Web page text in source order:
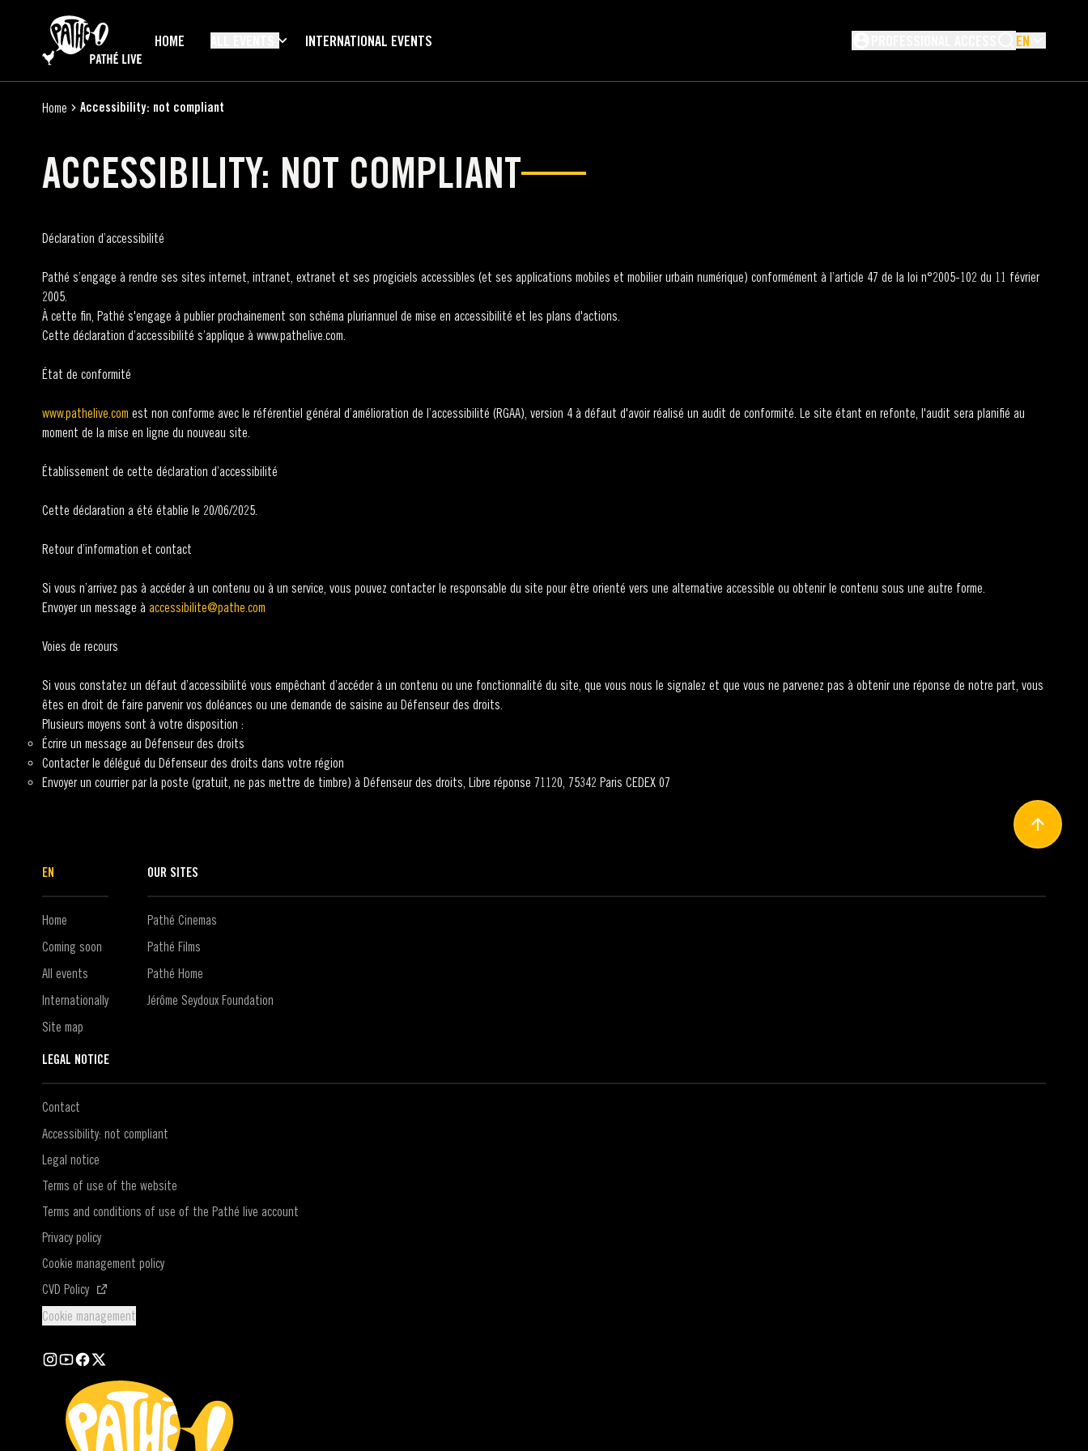
HOME
INTERNATIONAL EVENTS EN
Home Accessibility: not compliant
ACCESSIBILITY: NOT COMPLIANT
Déclaration d’accessibilité
Pathé s’engage à rendre ses sites internet, intranet, extranet et ses progiciels accessibles (et ses applications mobiles et mobilier urbain numérique) conformément à l’article 47 de la loi n°2005-102 du 11 février
2005.
À cette fin, Pathé s'engage à publier prochainement son schéma pluriannuel de mise en accessibilité et les plans d'actions.
Cette déclaration d’accessibilité s’applique à www.pathelive.com.
État de conformité
www.pathelive.com est non conforme avec le référentiel général d’amélioration de l’accessibilité (RGAA), version 4 à défaut d'avoir réalisé un audit de conformité. Le site étant en refonte, l'audit sera planifié au
moment de la mise en ligne du nouveau site.
Établissement de cette déclaration d’accessibilité
Cette déclaration a été établie le 20/06/2025.
Retour d’information et contact
Si vous n’arrivez pas à accéder à un contenu ou à un service, vous pouvez contacter le responsable du site pour être orienté vers une alternative accessible ou obtenir le contenu sous une autre forme.
Envoyer un message à accessibilite@pathe.com
Voies de recours
Si vous constatez un défaut d’accessibilité vous empêchant d’accéder à un contenu ou une fonctionnalité du site, que vous nous le signalez et que vous ne parvenez pas à obtenir une réponse de notre part, vous
êtes en droit de faire parvenir vos doléances ou une demande de saisine au Défenseur des droits.
Plusieurs moyens sont à votre disposition :
Écrire un message au Défenseur des droits
Contacter le délégué du Défenseur des droits dans votre région
Envoyer un courrier par la poste (gratuit, ne pas mettre de timbre) à Défenseur des droits, Libre réponse 71120, 75342 Paris CEDEX 07
EN
Home
Coming soon
All events
Internationally
Site map
OUR SITES
Pathé Cinemas
Pathé Films
Pathé Home
Jérôme Seydoux Foundation
LEGAL NOTICE
Contact
Accessibility: not compliant
Legal notice
Terms of use of the website
Terms and conditions of use of the Pathé live account
Privacy policy
Cookie management policy
CVD Policy(Open in a new window)
Cookie management